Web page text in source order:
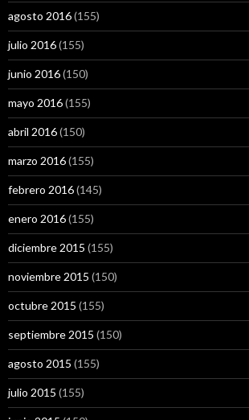
agosto 2016(155)
julio 2016(155)
junio 2016(150)
mayo 2016(155)
abril 2016(150)
marzo 2016(155)
febrero 2016(145)
enero 2016(155)
diciembre 2015 (155)
noviembre 2015 (150)
octubre 2015 (155)
septiembre 2015 (150)
agosto 2015 (155)
julio 2015 (155)